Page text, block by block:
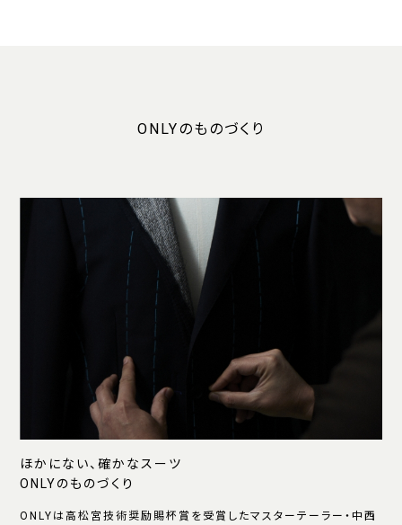
ONLYのものづくり
ほかにない、確かなスーツ
ONLYのものづくり
ONLYは高松宮技術奨励賜杯賞を受賞したマスターテーラー・中西